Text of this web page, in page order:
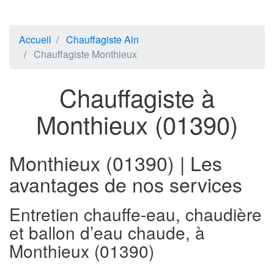
Accueil
Chauffagiste Ain
Chauffagiste Monthieux
Chauffagiste à
Monthieux (01390)
Monthieux (01390) | Les
avantages de nos services
Entretien chauffe-eau, chaudière
et ballon d’eau chaude, à
Monthieux (01390)